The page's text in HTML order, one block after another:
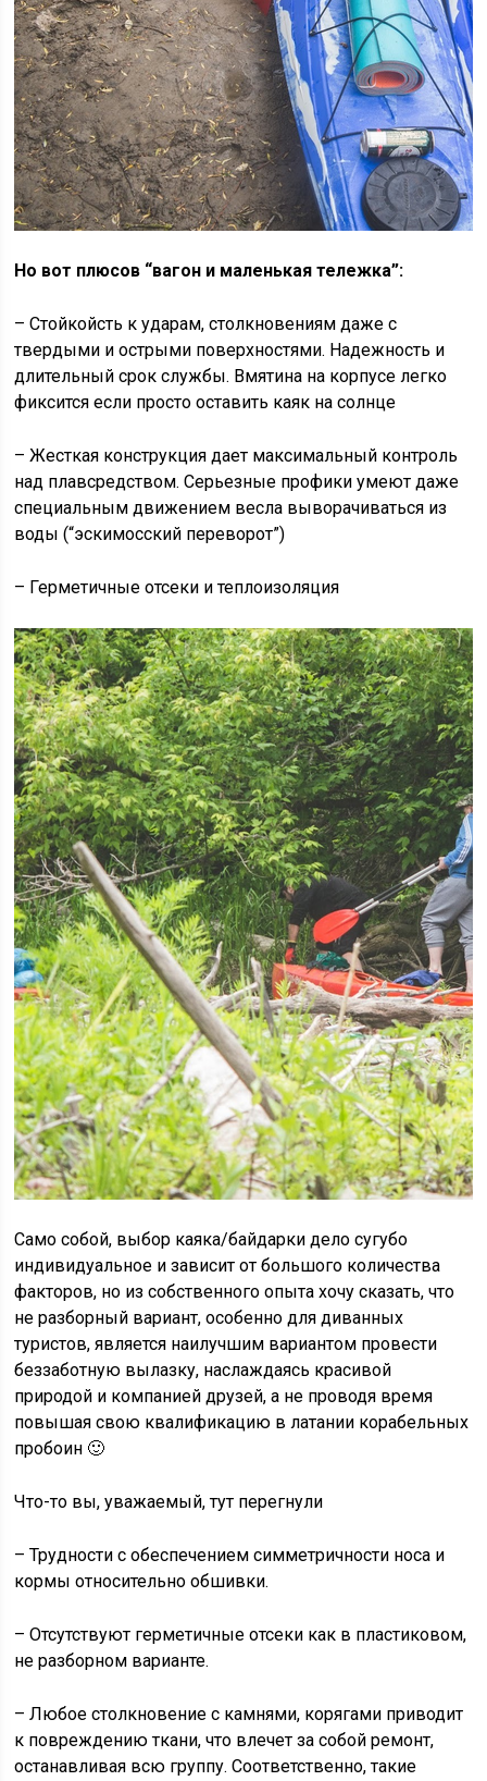
Но вот плюсов “вагон и маленькая тележка”:
– Стойкойсть к ударам, столкновениям даже с
твердыми и острыми поверхностями. Надежность и
длительный срок службы. Вмятина на корпусе легко
фиксится если просто оставить каяк на солнце
– Жесткая конструкция дает максимальный контроль
над плавсредством. Серьезные профики умеют даже
специальным движением весла выворачиваться из
воды (“эскимосский переворот”)
– Герметичные отсеки и теплоизоляция
Само собой, выбор каяка/байдарки дело сугубо
индивидуальное и зависит от большого количества
факторов, но из собственного опыта хочу сказать, что
не разборный вариант, особенно для диванных
туристов, является наилучшим вариантом провести
беззаботную вылазку, наслаждаясь красивой
природой и компанией друзей, а не проводя время
повышая свою квалификацию в латании корабельных
пробоин 🙂
Что-то вы, уважаемый, тут перегнули
– Трудности с обеспечением симметричности носа и
кормы относительно обшивки.
– Отсутствуют герметичные отсеки как в пластиковом,
не разборном варианте.
– Любое столкновение с камнями, корягами приводит
к повреждению ткани, что влечет за собой ремонт,
останавливая всю группу. Соответственно, такие